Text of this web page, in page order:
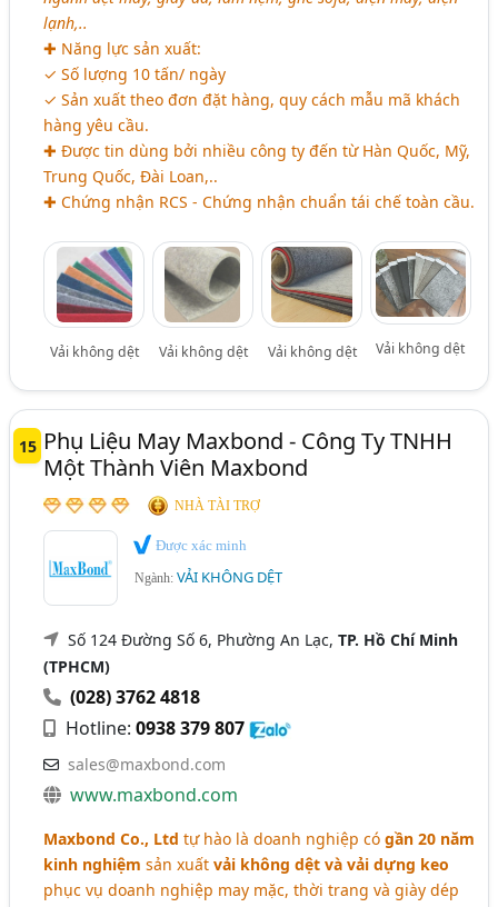
lạnh,..
✚ Năng lực sản xuất:
✓ Số lượng 10 tấn/ ngày
✓ Sản xuất theo đơn đặt hàng, quy cách mẫu mã khách
hàng yêu cầu.
✚ Được tin dùng bởi nhiều công ty đến từ Hàn Quốc, Mỹ,
Trung Quốc, Đài Loan,..
✚ Chứng nhận RCS - Chứng nhận chuẩn tái chế toàn cầu.
Vải không dệt Vải không dệt Vải không dệt Vải không dệt
15 Phụ Liệu May Maxbond - Công Ty TNHH
Một Thành Viên Maxbond
NHÀ TÀI TRỢ
Được xác minh
Ngành:VẢI KHÔNG DỆT
Số 124 Đường Số 6, Phường An Lạc,TP. Hồ Chí Minh
(TPHCM)
(028) 3762 4818
Hotline:0938 379 807
sales@maxbond.com
www.maxbond.com
Maxbond Co., Ltd tự hào là doanh nghiệp cógần 20 năm
kinh nghiệm sản xuấtvải không dệt và vải dựng keo
phục vụ doanh nghiệp may mặc, thời trang và giày dép